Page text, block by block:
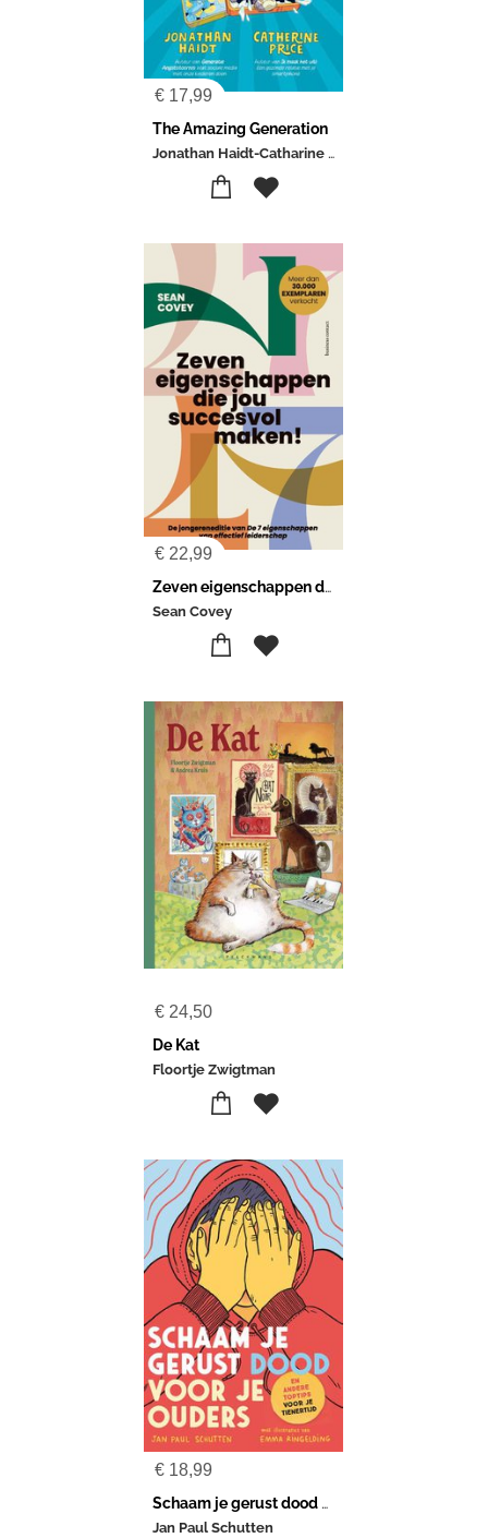
€ 17,99
The Amazing Generation
Jonathan Haidt-Catharine Price
€ 22,99
Zeven eigenschappen die jou succesvol maken!
Sean Covey
€ 24,50
De Kat
Floortje Zwigtman
€ 18,99
Schaam je gerust dood voor je ouders
Jan Paul Schutten